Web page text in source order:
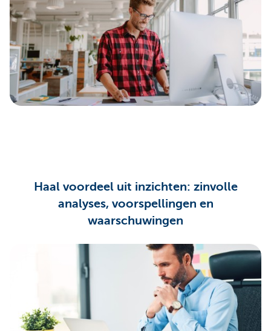
Haal voordeel uit inzichten: zinvolle
analyses, voorspellingen en
waarschuwingen